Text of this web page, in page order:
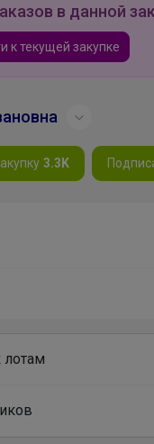
в данной
к текущей закупке
3.3K